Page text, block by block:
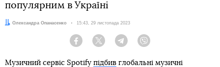
популярним в Україні
Автор:
Олександра Опанасенко Дата:
15:43, 29 листопада 2023
Facebook Twitter Telegram
Музичний сервіс Spotify підбив глобальні музичні